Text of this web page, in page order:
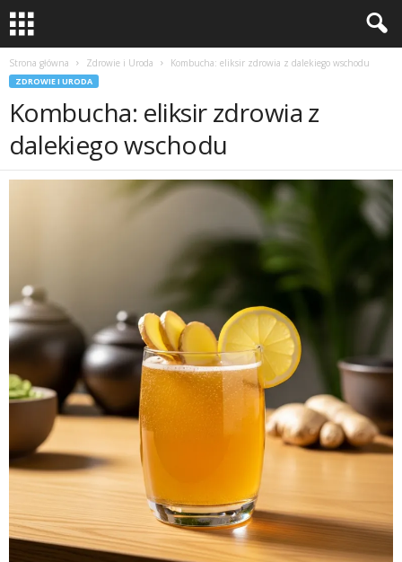
Strona główna Zdrowie i Uroda Kombucha: eliksir zdrowia z dalekiego wschodu
ZDROWIE I URODA
Kombucha: eliksir zdrowia z
dalekiego wschodu